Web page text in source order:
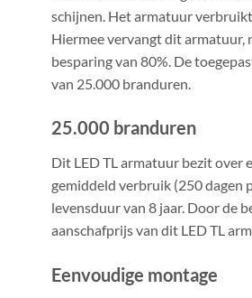
schijnen. Het armatuur
Hiermee vervangt dit armatuur,
besparing van 80%. De
van 25.000 branduren.
25.000 branduren
Dit LED TL armatuur bezit over
gemiddeld verbruik (250 dagen
levensduur van 8 jaar. Door de
aanschafprijs van dit LED TL
Eenvoudige montage